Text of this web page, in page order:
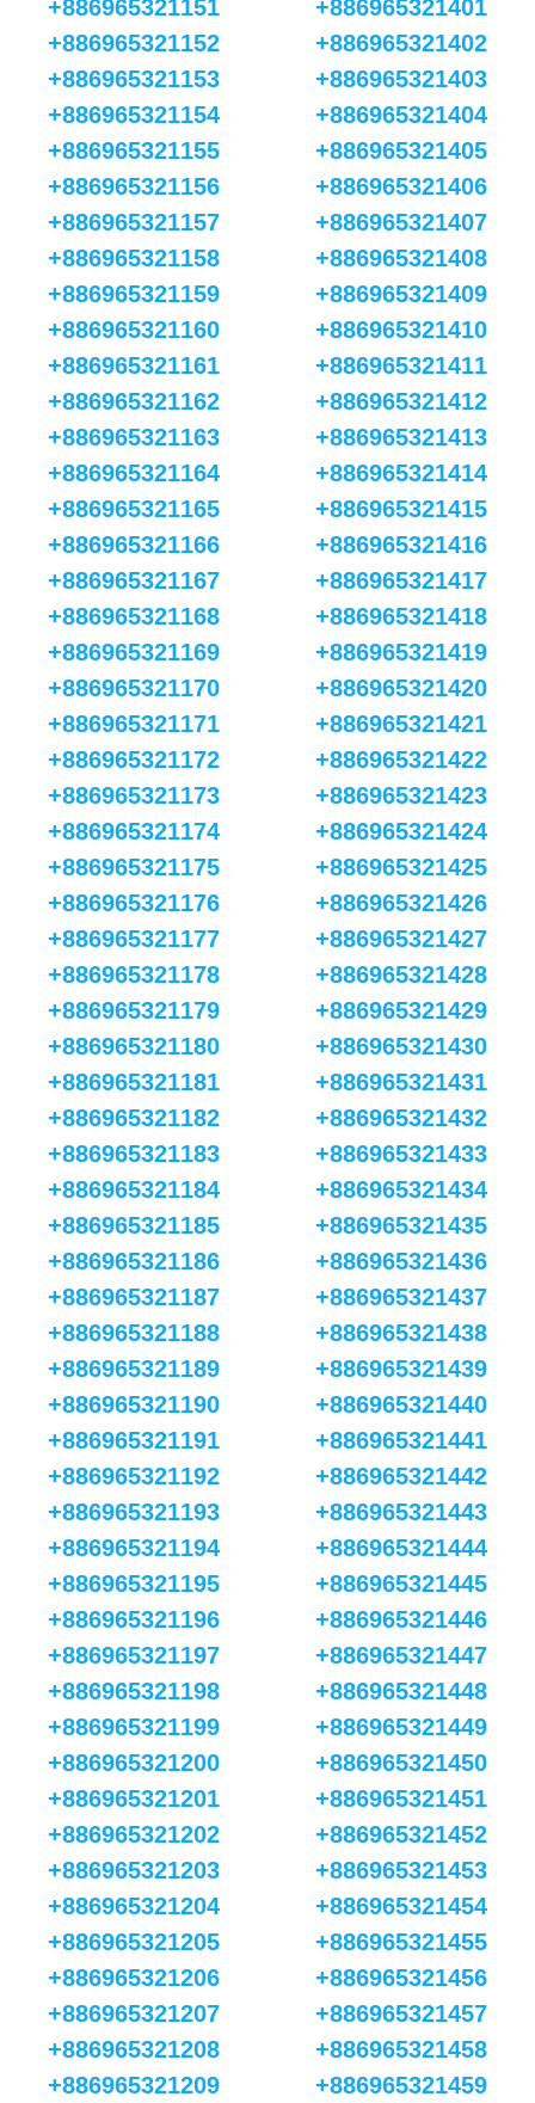
+886965321151
+886965321152
+886965321153
+886965321154
+886965321155
+886965321156
+886965321157
+886965321158
+886965321159
+886965321160
+886965321161
+886965321162
+886965321163
+886965321164
+886965321165
+886965321166
+886965321167
+886965321168
+886965321169
+886965321170
+886965321171
+886965321172
+886965321173
+886965321174
+886965321175
+886965321176
+886965321177
+886965321178
+886965321179
+886965321180
+886965321181
+886965321182
+886965321183
+886965321184
+886965321185
+886965321186
+886965321187
+886965321188
+886965321189
+886965321190
+886965321191
+886965321192
+886965321193
+886965321194
+886965321195
+886965321196
+886965321197
+886965321198
+886965321199
+886965321200
+886965321201
+886965321202
+886965321203
+886965321204
+886965321205
+886965321206
+886965321207
+886965321208
+886965321209
+886965321401
+886965321402
+886965321403
+886965321404
+886965321405
+886965321406
+886965321407
+886965321408
+886965321409
+886965321410
+886965321411
+886965321412
+886965321413
+886965321414
+886965321415
+886965321416
+886965321417
+886965321418
+886965321419
+886965321420
+886965321421
+886965321422
+886965321423
+886965321424
+886965321425
+886965321426
+886965321427
+886965321428
+886965321429
+886965321430
+886965321431
+886965321432
+886965321433
+886965321434
+886965321435
+886965321436
+886965321437
+886965321438
+886965321439
+886965321440
+886965321441
+886965321442
+886965321443
+886965321444
+886965321445
+886965321446
+886965321447
+886965321448
+886965321449
+886965321450
+886965321451
+886965321452
+886965321453
+886965321454
+886965321455
+886965321456
+886965321457
+886965321458
+886965321459